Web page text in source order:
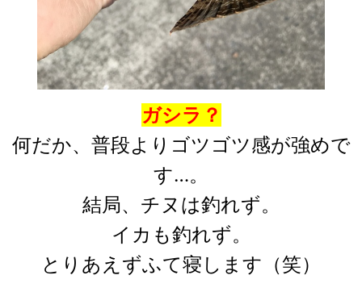
ガシラ？
何だか、普段よりゴツゴツ感が強めで
す…。
結局、チヌは釣れず。
イカも釣れず。
とりあえずふて寝します（笑）